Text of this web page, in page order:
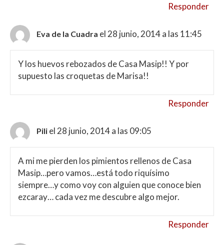
Responder
Eva de la Cuadra el 28 junio, 2014 a las 11:45
Y los huevos rebozados de Casa Masip!! Y por
supuesto las croquetas de Marisa!!
Responder
Pili el 28 junio, 2014 a las 09:05
A mi me pierden los pimientos rellenos de Casa
Masip…pero vamos…está todo riquísimo
siempre…y como voy con alguien que conoce bien
ezcaray… cada vez me descubre algo mejor.
Responder